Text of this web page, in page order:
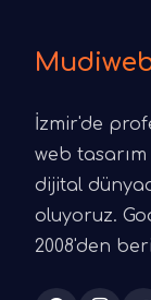
İzmir'de
web
dijital
oluyoruz.
2008'den